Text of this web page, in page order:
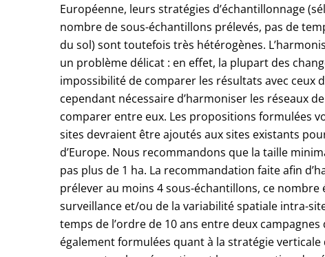
Européenne, leurs stratégies d’échantillonnage
nombre de sous-échantillons prélevés, pas de
du sol) sont toutefois très hétérogènes.
un problème délicat : en effet, la plupart des
impossibilité de comparer les résultats avec ceux
cependant nécessaire d’harmoniser les réseaux
comparer entre eux. Les propositions formulées
sites devraient être ajoutés aux sites existants
d’Europe. Nous recommandons que la taille
pas plus de 1 ha. La recommandation faite afin
prélever au moins 4 sous-échantillons, ce
surveillance et/ou de la variabilité spatiale intra-
temps de l’ordre de 10 ans entre deux
également formulées quant à la stratégie